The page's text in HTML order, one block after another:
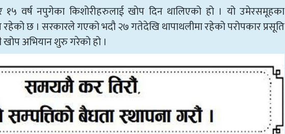
१५ वर्ष नपुगेका किशोरीहरुलाई खोप दिन थालिएको हो । यो उमेरसमूहका
छ । सरकारले गएको भदौ २७ गतेदेखि थापाथलीमा रहेको परोपकार प्रसूति
खोप अभियान शुरु गरेको हो ।